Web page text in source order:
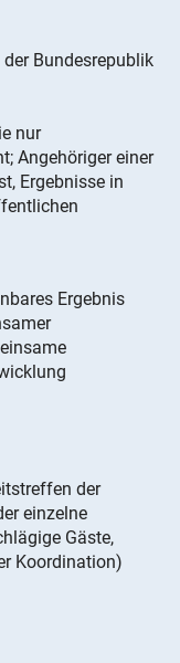
Bundesrepublik
nur
Angehöriger einer
Ergebnisse in
Ergebnis
der
einzelne
Gäste,
Koordination)